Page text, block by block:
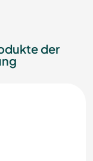
der